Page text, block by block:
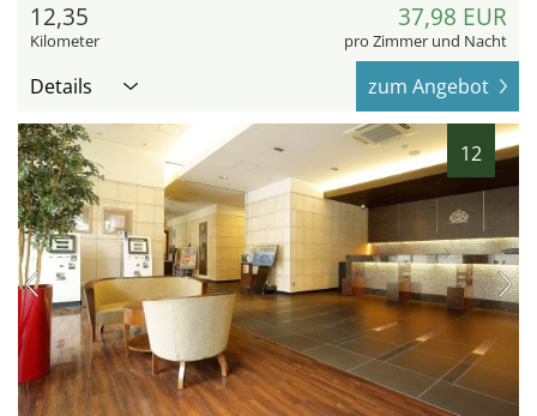
12,35
Kilometer
37,98 EUR
pro Zimmer und Nacht
Details zum Angebot
12